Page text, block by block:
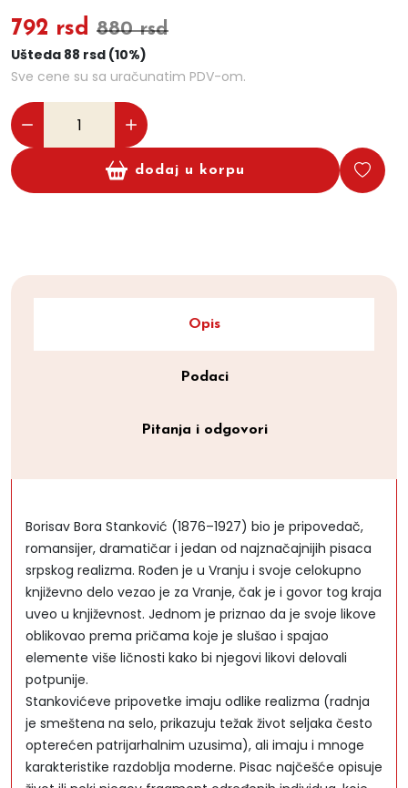
792 rsd 880 rsd
Ušteda 88 rsd (10%)
Sve cene su sa uračunatim PDV-om.
dodaj u korpu
Opis
Podaci
Pitanja i odgovori
Borisav Bora Stanković (1876–1927) bio je pripovedač,
romansijer, dramatičar i jedan od najznačajnijih pisaca
srpskog realizma. Rođen je u Vranju i svoje celokupno
književno delo vezao je za Vranje, čak je i govor tog kraja
uveo u književnost. Jednom je priznao da je svoje likove
oblikovao prema pričama koje je slušao i spajao
elemente više ličnosti kako bi njegovi likovi delovali
potpunije.
Stankovićeve pripovetke imaju odlike realizma (radnja
je smeštena na selo, prikazuju težak život seljaka često
opterećen patrijarhalnim uzusima), ali imaju i mnoge
karakteristike razdoblja moderne. Pisac najčešće opisuje